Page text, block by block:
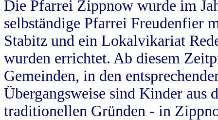
Die Pfarrei Zippnow wurde im
selbständige Pfarrei Freudenfier
Stabitz und ein Lokalvikariat
wurden errichtet. Ab diesem
Gemeinden, in den
Übergangsweise sind Kinder aus
traditionellen Gründen - in